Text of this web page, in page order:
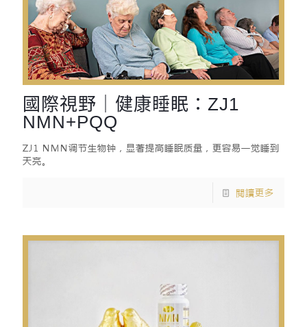
國際視野｜健康睡眠：ZJ1
NMN+PQQ
ZJ1 NMN调节生物钟，显著提高睡眠质量，更容易一觉睡到
天亮。
閱讀更多